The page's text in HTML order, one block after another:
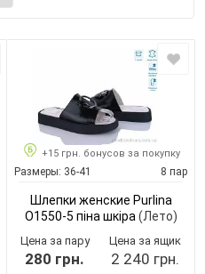
+15 грн. бонусов за покупку
Размеры: 36-41 8 пар
Шлепки женские Purlina
O1550-5 піна шкіра(Лето)
Цена за пару
280 грн.
Цена за ящик
2 240 грн.